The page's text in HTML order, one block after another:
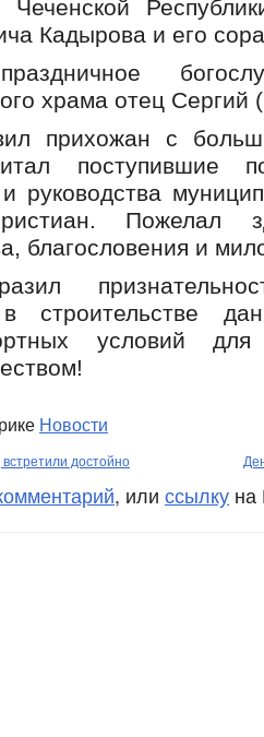
Чеченской
Кадырова и его
храма отец Сергий
прихожан с
поступившие
руководства
Пожелал
благословения и
в строительстве
условий
Новости
достойно
, или ссылку на